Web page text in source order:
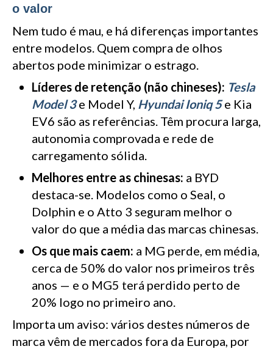
o valor
Nem tudo é mau, e há diferenças importantes
entre modelos. Quem compra de olhos
abertos pode minimizar o estrago.
Líderes de retenção (não chineses): Tesla
Model 3e Model Y, Hyundai Ioniq 5e Kia
EV6 são as referências. Têm procura larga,
autonomia comprovada e rede de
carregamento sólida.
Melhores entre as chinesas: a BYD
destaca-se. Modelos como o Seal, o
Dolphin e o Atto 3 seguram melhor o
valor do que a média das marcas chinesas.
Os que mais caem: a MG perde, em média,
cerca de 50% do valor nos primeiros três
anos — e o MG5 terá perdido perto de
20% logo no primeiro ano.
Importa um aviso: vários destes números de
marca vêm de mercados fora da Europa, por